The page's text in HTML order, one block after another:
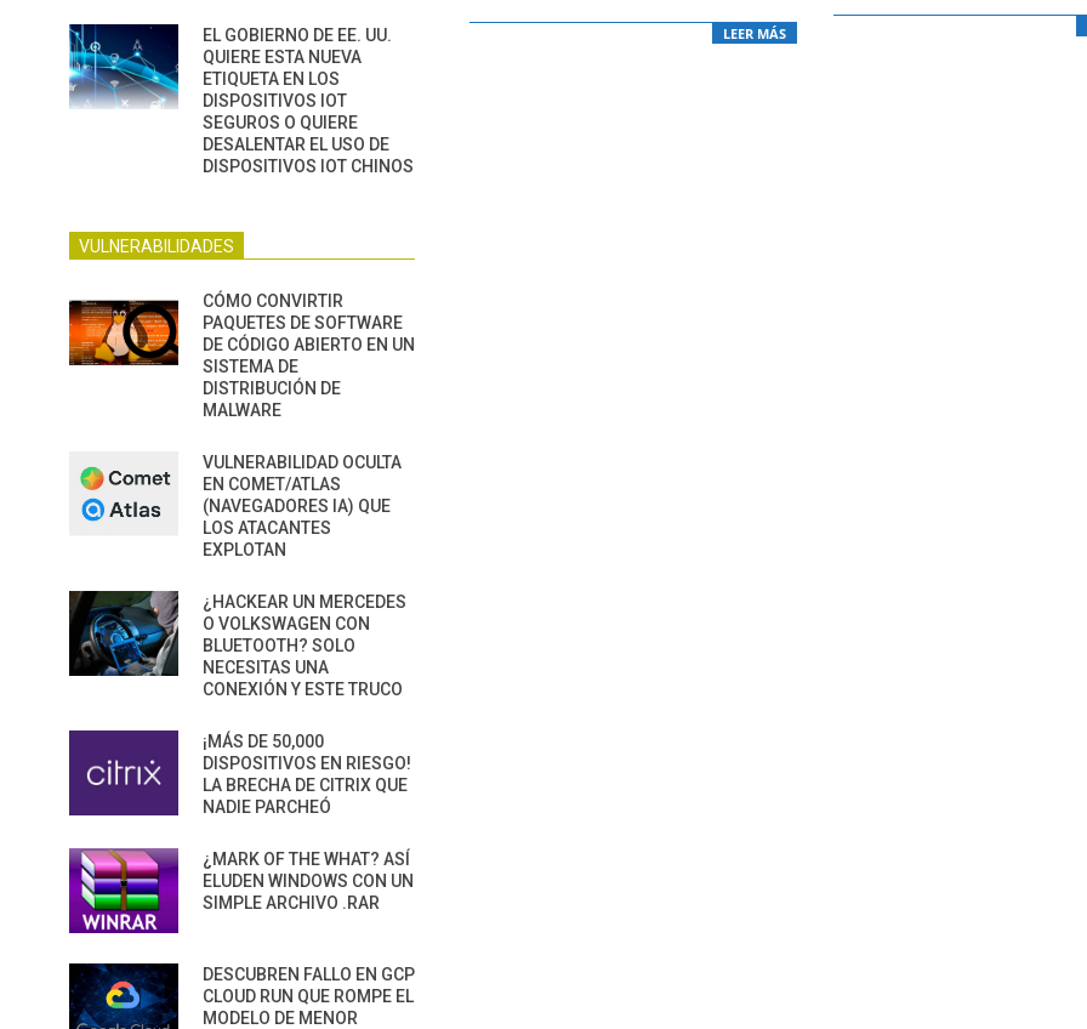
LEER MÁS
EL GOBIERNO DE EE. UU.
QUIERE ESTA NUEVA
ETIQUETA EN LOS
DISPOSITIVOS IOT
SEGUROS O QUIERE
DESALENTAR EL USO DE
DISPOSITIVOS IOT CHINOS
VULNERABILIDADES
CÓMO CONVIRTIR
PAQUETES DE SOFTWARE
DE CÓDIGO ABIERTO EN UN
SISTEMA DE
DISTRIBUCIÓN DE
MALWARE
VULNERABILIDAD OCULTA
EN COMET/ATLAS
(NAVEGADORES IA) QUE
LOS ATACANTES
EXPLOTAN
¿HACKEAR UN MERCEDES
O VOLKSWAGEN CON
BLUETOOTH? SOLO
NECESITAS UNA
CONEXIÓN Y ESTE TRUCO
¡MÁS DE 50,000
DISPOSITIVOS EN RIESGO!
LA BRECHA DE CITRIX QUE
NADIE PARCHEÓ
¿MARK OF THE WHAT? ASÍ
ELUDEN WINDOWS CON UN
SIMPLE ARCHIVO .RAR
DESCUBREN FALLO EN GCP
CLOUD RUN QUE ROMPE EL
MODELO DE MENOR